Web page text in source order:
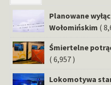
Planowane
Wołomińskim (
Śmiertelne
( 6,957 )
Lokomotywa